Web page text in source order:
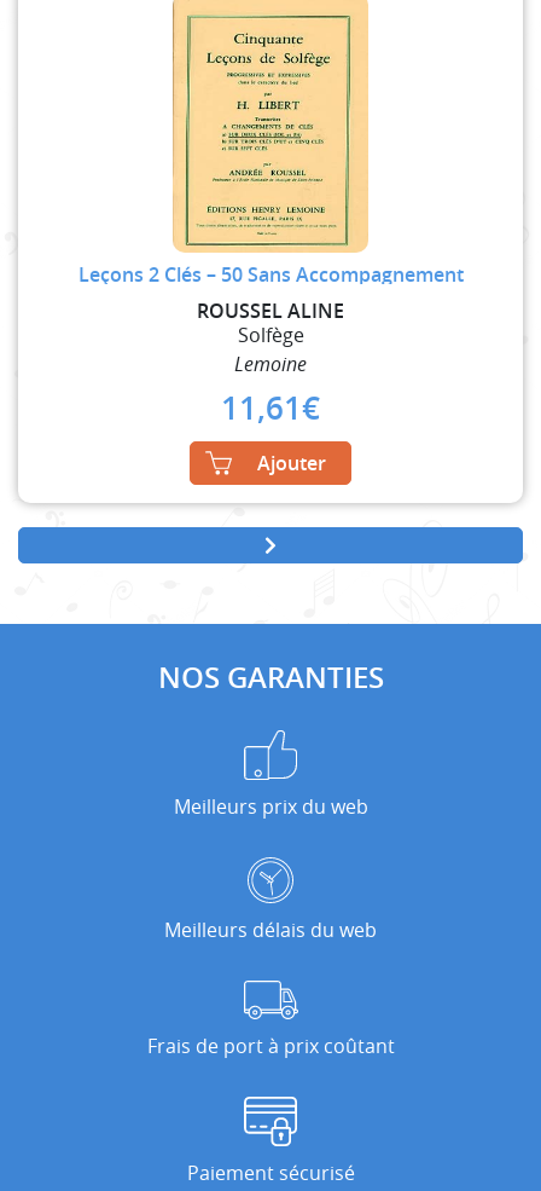
Leçons 2 Clés – 50 Sans Accompagnement
ROUSSEL ALINE
Solfège
Lemoine
11,61€
Ajouter
NOS GARANTIES
Meilleurs prix du web
Meilleurs délais du web
Frais de port à prix coûtant
Paiement sécurisé